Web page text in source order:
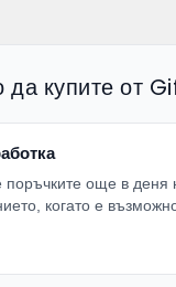
да купите от
поръчките още в деня
когато е